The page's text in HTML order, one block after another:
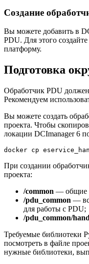
Создание
Вы можете добавить в
PDU. Для этого
платформу.
Подготовка
Обработчик PDU
Рекомендуем
Вы можете создать
проекта. Чтобы
локации DCImanager 6
docker cp
При создании
проекта:
/common — общие
/pdu_common —
для работы с PDU;
/pdu_common/
Требуемые библиотеки
посмотреть в файле
нужные библиотеки,